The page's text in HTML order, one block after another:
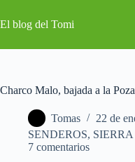
al
contenido
El blog del Tomi
Charco Malo, bajada a la
Tomas
22 de
SENDEROS,
7 comentarios